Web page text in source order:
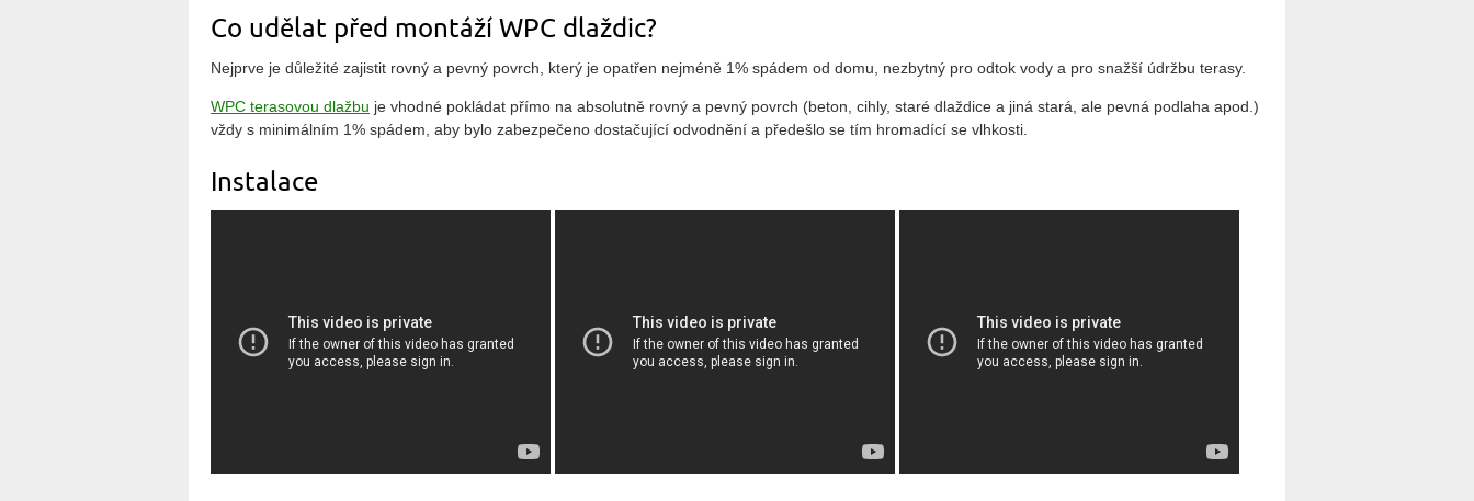
Co udělat před montáží WPC dlaždic?
Nejprve je důležité zajistit rovný a pevný povrch, který je opatřen nejméně 1% spádem od domu, nezbytný pro odtok vody a pro snažší údržbu terasy.
WPC terasovou dlažbu je vhodné pokládat přímo na absolutně rovný a pevný povrch (beton, cihly, staré dlaždice a jiná stará, ale pevná podlaha apod.)
vždy s minimálním 1% spádem, aby bylo zabezpečeno dostačující odvodnění a předešlo se tím hromadící se vlhkosti.
Instalace